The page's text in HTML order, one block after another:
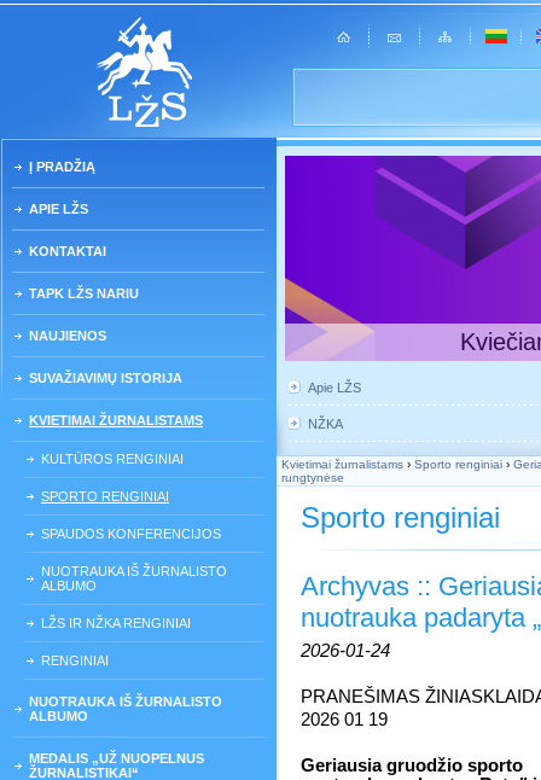
Į PRADŽIĄ
APIE LŽS
KONTAKTAI
TAPK LŽS NARIU
NAUJIENOS
SUVAŽIAVIMŲ ISTORIJA
KVIETIMAI ŽURNALISTAMS
KULTŪROS RENGINIAI
SPORTO RENGINIAI
SPAUDOS KONFERENCIJOS
NUOTRAUKA IŠ ŽURNALISTO
ALBUMO
LŽS IR NŽKA RENGINIAI
RENGINIAI
NUOTRAUKA IŠ ŽURNALISTO
ALBUMO
MEDALIS „UŽ NUOPELNUS
ŽURNALISTIKAI“
Apie LŽS
NŽKA
Kvietimai žurnalistams › Sporto renginiai ›
rungtynėse
Sporto renginiai
Archyvas ::
nuotrauka padaryta
2026-01-24
PRANEŠIMAS
2026 01 19
Geriausia gruodžio sporto